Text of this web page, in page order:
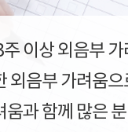
이상 외음부
외음부 가려움
움과 함께 많은